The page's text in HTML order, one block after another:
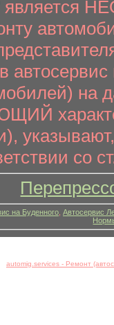
является
на
характер
со
на Буденного Автосервис
automig.services - Ремонт